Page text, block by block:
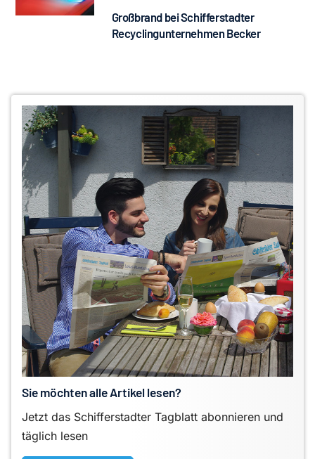
Großbrand bei Schifferstadter
Recyclingunternehmen Becker
Sie möchten alle Artikel lesen?
Jetzt das Schifferstadter Tagblatt abonnieren und
täglich lesen